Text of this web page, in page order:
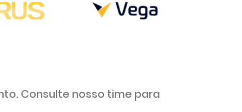
Consulte nosso time para